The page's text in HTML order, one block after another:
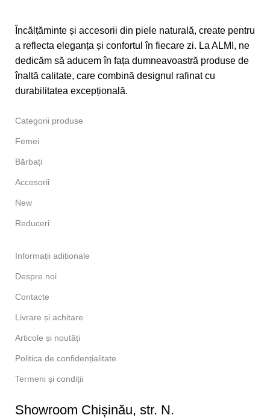
Încălțăminte și accesorii din piele naturală, create pentru
a reflecta eleganța și confortul în fiecare zi. La ALMI, ne
dedicăm să aducem în fața dumneavoastră produse de
înaltă calitate, care combină designul rafinat cu
durabilitatea excepțională.
Categorii produse
Femei
Bărbați
Accesorii
New
Reduceri
Informații adiționale
Despre noi
Contacte
Livrare și achitare
Articole și noutăți
Politica de confidențialitate
Termeni și condiții
Showroom Chișinău, str. N.